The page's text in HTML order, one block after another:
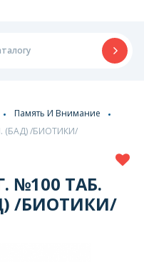
Память И Внимание
(БАД) /БИОТИКИ/
№100 ТАБ.
/БИОТИКИ/